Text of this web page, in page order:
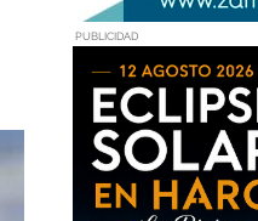
PUBLICIDAD